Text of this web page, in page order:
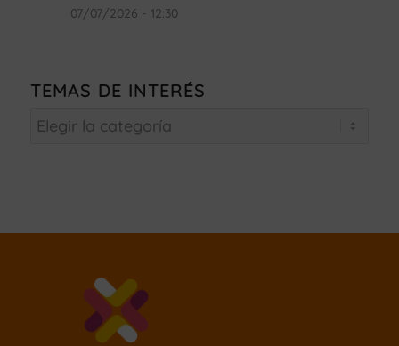
07/07/2026 - 12:30
TEMAS DE INTERÉS